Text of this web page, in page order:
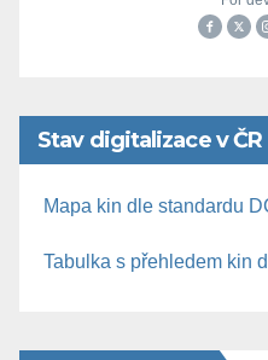
Stav digitalizace v ČR
Mapa kin dle standardu
Tabulka s přehledem kin